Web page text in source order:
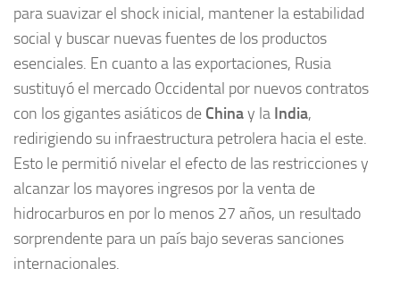
para suavizar el shock inicial, mantener la estabilidad
social y buscar nuevas fuentes de los productos
esenciales. En cuanto a las exportaciones, Rusia
sustituyó el mercado Occidental por nuevos contratos
con los gigantes asiáticos de Chinay la India,
redirigiendo su infraestructura petrolera hacia el este.
Esto le permitió nivelar el efecto de las restricciones y
alcanzar los mayores ingresos por la venta de
hidrocarburos en por lo menos 27 años, un resultado
sorprendente para un país bajo severas sanciones
internacionales.